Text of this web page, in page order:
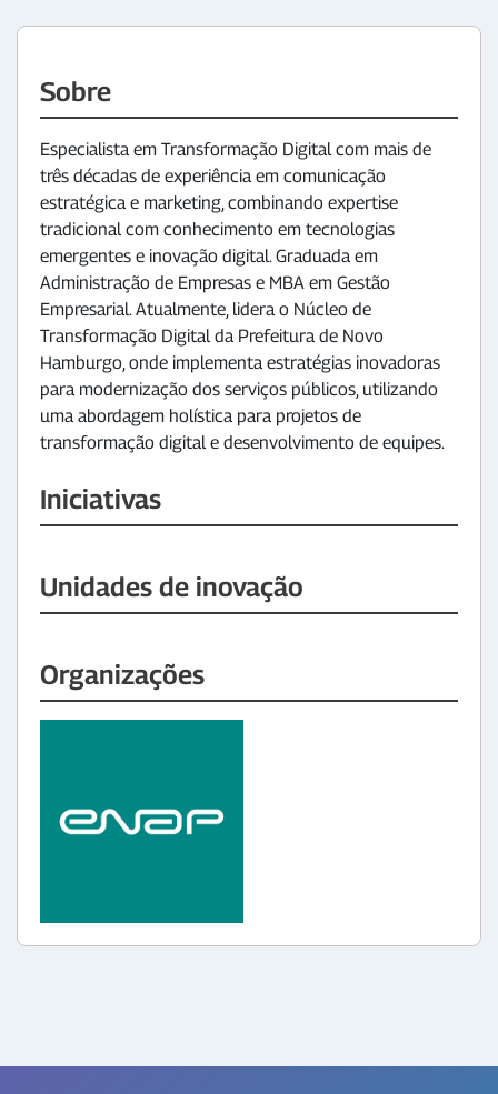
Sobre
Especialista em Transformação Digital com mais de
três décadas de experiência em comunicação
estratégica e marketing, combinando expertise
tradicional com conhecimento em tecnologias
emergentes e inovação digital. Graduada em
Administração de Empresas e MBA em Gestão
Empresarial. Atualmente, lidera o Núcleo de
Transformação Digital da Prefeitura de Novo
Hamburgo, onde implementa estratégias inovadoras
para modernização dos serviços públicos, utilizando
uma abordagem holística para projetos de
transformação digital e desenvolvimento de equipes.
Iniciativas
Unidades de inovação
Organizações